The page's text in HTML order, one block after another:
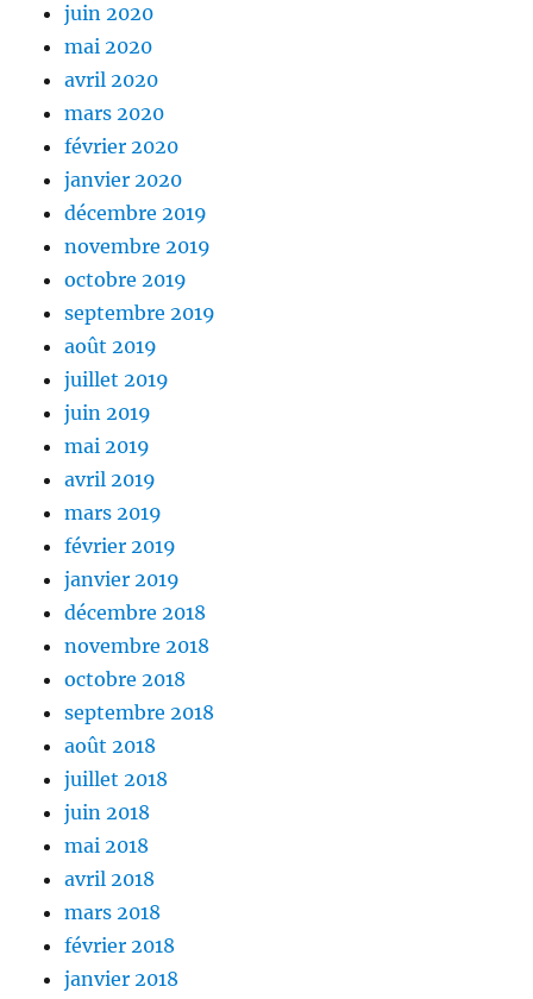
juin 2020
mai 2020
avril 2020
mars 2020
février 2020
janvier 2020
décembre 2019
novembre 2019
octobre 2019
septembre 2019
août 2019
juillet 2019
juin 2019
mai 2019
avril 2019
mars 2019
février 2019
janvier 2019
décembre 2018
novembre 2018
octobre 2018
septembre 2018
août 2018
juillet 2018
juin 2018
mai 2018
avril 2018
mars 2018
février 2018
janvier 2018